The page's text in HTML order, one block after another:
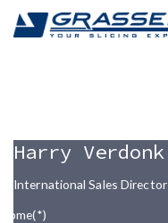
content
Harry Verdonk
International Sales Director
Nome(*)